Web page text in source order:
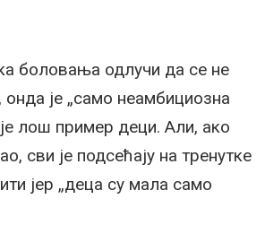
боловања одлучи да се не
је „само неамбициозна
лош пример деци. Али, ако
сви је подсећају на тренутке
јер „деца су мала само